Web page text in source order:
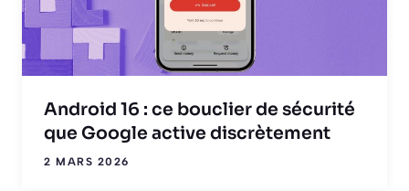
Android 16 : ce bouclier de sécurité
que Google active discrètement
2 MARS 2026